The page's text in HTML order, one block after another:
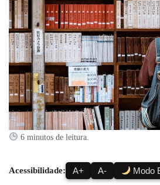
6 minutos de leitura.
Acessibilidade: A+ A- Modo